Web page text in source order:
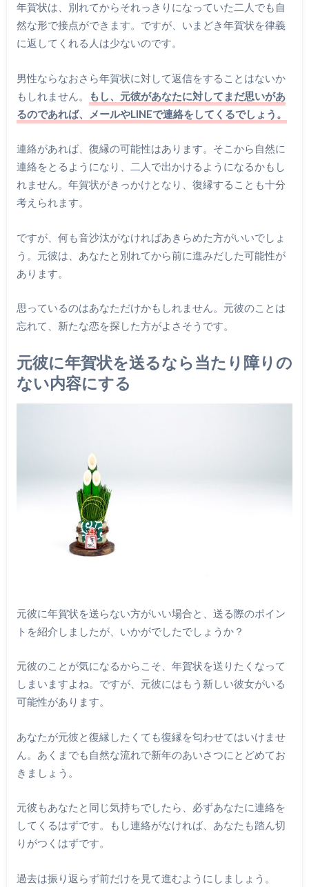
年賀状は、別れてからそれっきりになっていた二人でも自
然な形で接点ができます。ですが、いまどき年賀状を律義
に返してくれる人は少ないのです。
男性ならなおさら年賀状に対して返信をすることはないか
もしれません。
もし、元彼があなたに対してまだ思いがあ
るのであれば、メールやLINEで連絡をしてくるでしょう。
連絡があれば、復縁の可能性はあります。そこから自然に
連絡をとるようになり、二人で出かけるようになるかもし
れません。年賀状がきっかけとなり、復縁することも十分
考えられます。
ですが、何も音沙汰がなければあきらめた方がいいでしょ
う。元彼は、あなたと別れてから前に進みだした可能性が
あります。
思っているのはあなただけかもしれません。元彼のことは
忘れて、新たな恋を探した方がよさそうです。
元彼に年賀状を送るなら当たり障りの
ない内容にする
元彼に年賀状を送らない方がいい場合と、送る際のポイン
トを紹介しましたが、いかがでしたでしょうか？
元彼のことが気になるからこそ、年賀状を送りたくなって
しまいますよね。ですが、元彼にはもう新しい彼女がいる
可能性があります。
あなたが元彼と復縁したくても復縁を匂わせてはいけませ
ん。あくまでも自然な流れで新年のあいさつにとどめてお
きましょう。
元彼もあなたと同じ気持ちでしたら、必ずあなたに連絡を
してくるはずです。もし連絡がなければ、あなたも踏ん切
りがつくはずです。
過去は振り返らず前だけを見て進むようにしましょう。